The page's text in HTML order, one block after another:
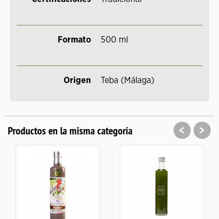
Formato 500 ml
Origen Teba (Málaga)
Productos en la misma categoría < >